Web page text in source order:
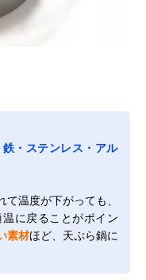
鉄・ステンレス・アル
温度が下がっても、
に戻ることがポイン
素材ほど、天ぷら鍋に